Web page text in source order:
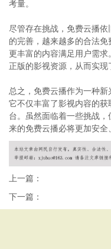
考量。
尽管存在挑战，免费云播
的完善，越来越多的合法
更丰富的内容满足用户需
正版的影视资源，从而实现
总之，免费云播作为一种新
它不仅丰富了影视内容的
台。虽然面临着一些挑战
来的免费云播必将更加安全
上一篇：
下一篇：